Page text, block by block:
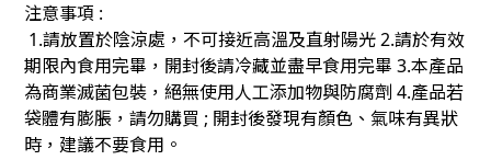
注意事項 :
1.請放置於陰涼處，不可接近高溫及直射陽光 2.請於有效
期限內食用完畢，開封後請冷藏並盡早食用完畢 3.本產品
為商業滅菌包裝，絕無使用人工添加物與防腐劑 4.產品若
袋體有膨脹，請勿購買 ; 開封後發現有顏色、氣味有異狀
時，建議不要食用。